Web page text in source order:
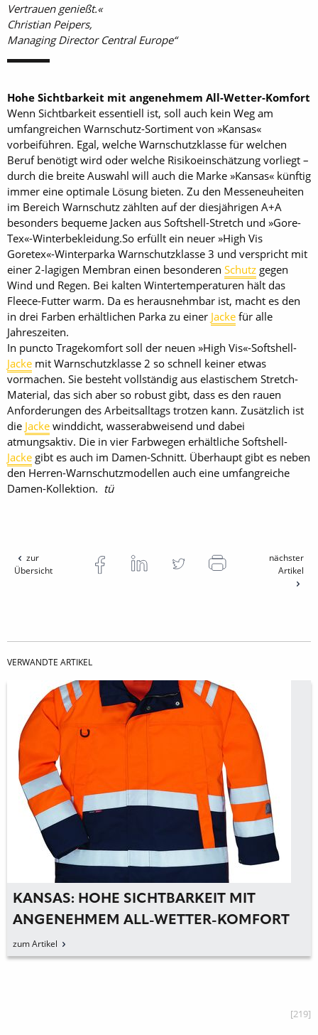
Vertrauen genießt.«
Christian Peipers,
Managing Director Central Europe
Hohe Sichtbarkeit mit angenehmem All-Wetter-Komfort
Wenn Sichtbarkeit essentiell ist, soll auch kein Weg am
umfangreichen Warnschutz-Sortiment von »Kansas«
vorbeiführen. Egal, welche Warnschutzklasse für welchen
Beruf benötigt wird oder welche Risikoeinschätzung vorliegt –
durch die breite Auswahl will auch die Marke »Kansas« künftig
immer eine optimale Lösung bieten. Zu den Messeneuheiten
im Bereich Warnschutz zählten auf der diesjährigen A+A
besonders bequeme Jacken aus Soft­shell-Stretch und »Gore-
Tex«-Winterbekleidung.So erfüllt ein neuer »High Vis
Goretex«-Winterparka Warnschutzklasse 3 und verspricht mit
einer 2-lagigen Membran einen besonderen Schutz gegen
Wind und Regen. Bei kalten Wintertemperaturen hält das
Fleece-Futter warm. Da es herausnehmbar ist, macht es den
in drei Farben erhältlichen ­Parka zu einer Jacke für alle
Jahreszeiten.
In puncto Tragekomfort soll der neuen »High Vis«-Softshell-
Jacke mit Warnschutzklasse 2 so schnell keiner etwas
vormachen. Sie besteht vollständig aus elastischem Stretch-
Material, das sich aber so robust gibt, dass es den rauen
Anforderungen des Arbeitsalltags trotzen kann. Zusätzlich ist
die Jacke winddicht, wasserabweisend und dabei
atmungsaktiv. Die in vier Farbwegen erhältliche Soft­shell-
Jacke gibt es auch im Damen-Schnitt. Überhaupt gibt es neben
den Herren-Warnschutzmodellen auch eine umfangreiche
Damen-Kollektion. tü
zur
Übersicht
nächster
Artikel
VERWANDTE ARTIKEL
KANSAS: HOHE SICHTBARKEIT MIT
ANGENEHMEM ALL-WETTER-KOMFORT
zum Artikel
[219]